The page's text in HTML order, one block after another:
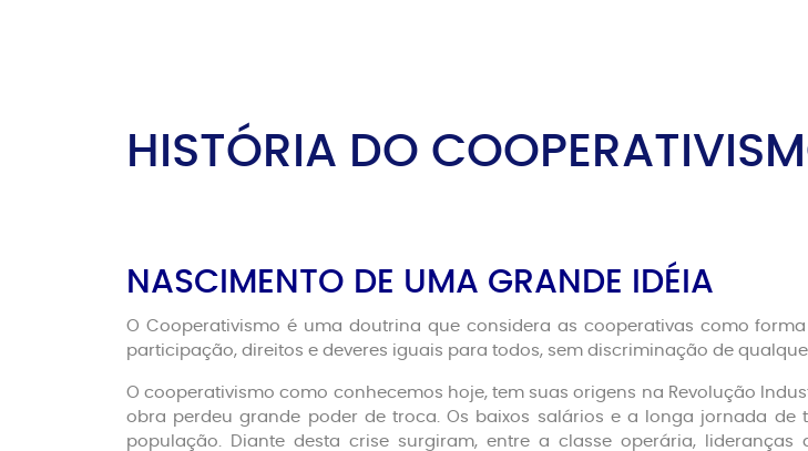
HISTÓRIA DO
NASCIMENTO DE UMA GRANDE IDÉIA
O Cooperativismo é uma doutrina que considera as cooperativas como
participação, direitos e deveres iguais para todos, sem discriminação de
O cooperativismo como conhecemos hoje, tem suas origens na Revolução
obra perdeu grande poder de troca. Os baixos salários e a longa jornada
população. Diante desta crise surgiram, entre a classe operária,